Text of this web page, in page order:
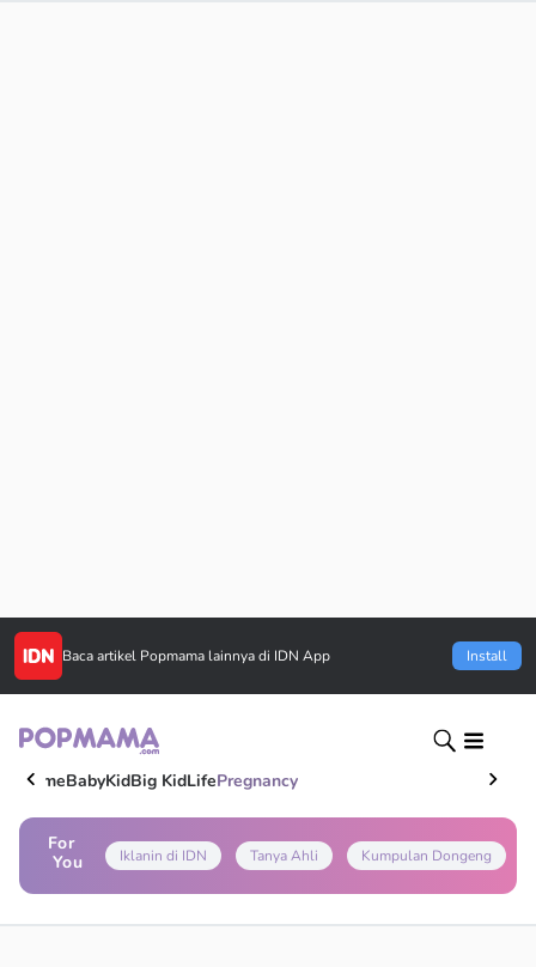
Baca artikel Popmama lainnya di IDN App Install
HomeBabyKidBig KidLifePregnancy
For
You
Iklanin di IDN Tanya Ahli Kumpulan Dongeng